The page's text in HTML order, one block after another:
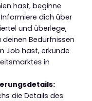
hast, beginne
dich über
und überlege,
Bedürfnissen
Job hast, erkunde
in
die Details des